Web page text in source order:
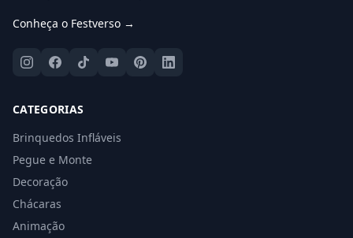
Conheça o Festverso →
CATEGORIAS
Brinquedos Infláveis
Pegue e Monte
Decoração
Chácaras
Animação